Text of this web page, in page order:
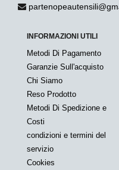
INFORMAZIONI UTILI
Metodi Di Pagamento
Garanzie Sull'acquisto
Chi Siamo
Reso Prodotto
Metodi Di Spedizione e
Costi
condizioni e termini del
servizio
Cookies